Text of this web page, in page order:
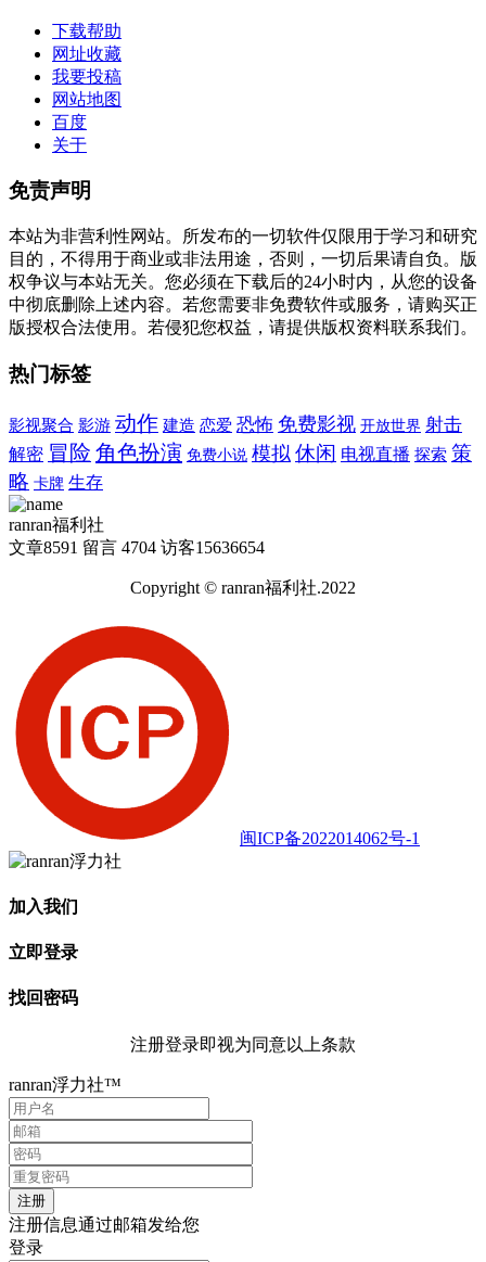
下载帮助
网址收藏
我要投稿
网站地图
百度
关于
免责声明
本站为非营利性网站。所发布的一切软件仅限用于学习和研究
目的，不得用于商业或非法用途，否则，一切后果请自负。版
权争议与本站无关。您必须在下载后的24小时内，从您的设备
中彻底删除上述内容。若您需要非免费软件或服务，请购买正
版授权合法使用。若侵犯您权益，请提供版权资料联系我们。
热门标签
影视聚合 影游 动作 建造 恋爱 恐怖 免费影视 开放世界 射击
解密 冒险 角色扮演 免费小说 模拟 休闲 电视直播 探索 策
略 卡牌 生存
ranran福利社
文章8591 留言 4704 访客15636654
Copyright © ranran福利社.2022
闽ICP备2022014062号-1
加入我们
立即登录
找回密码
注册登录即视为同意以上条款
ranran浮力社™
注册信息通过邮箱发给您
登录